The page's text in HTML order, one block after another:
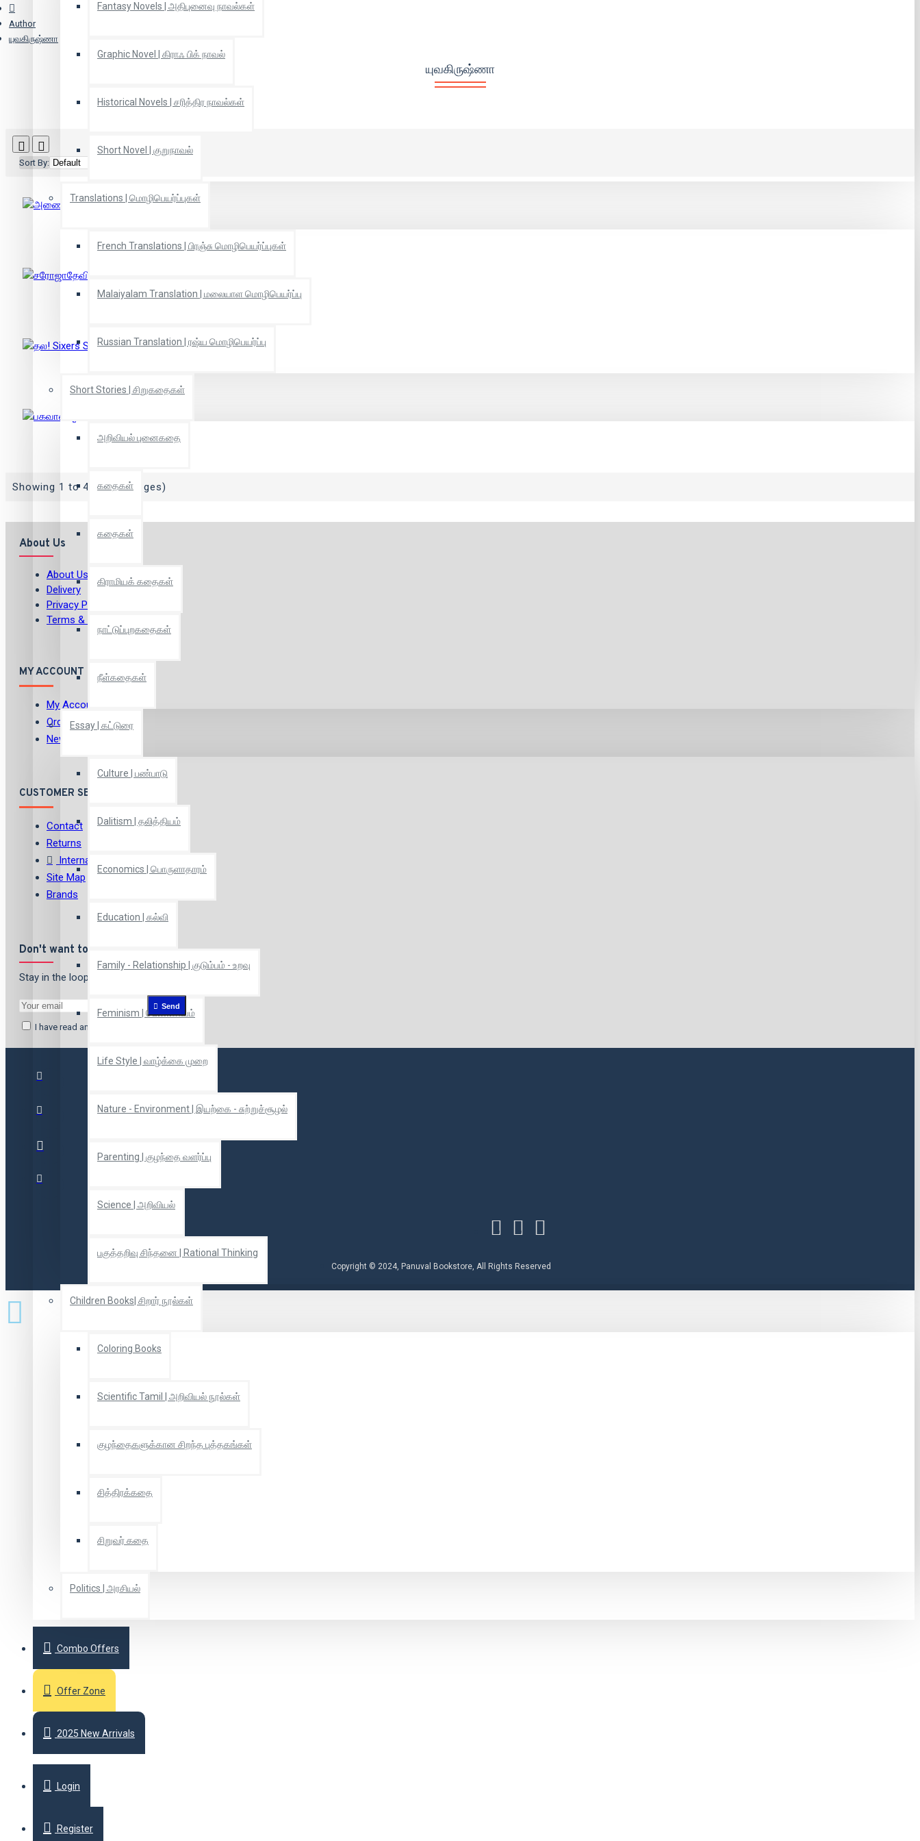
Fantasy Novels | அதிபுனைவு நாவல்கள்
Graphic Novel | கிராஃ பிக் நாவல்
Historical Novels | சரித்திர நாவல்கள்
Short Novel | குறுநாவல்
Translations | மொழிபெயர்ப்புகள்
French Translations | பிரஞ்சு மொழிபெயர்ப்புகள்
Malaiyalam Translation | மலையாள மொழிபெயர்ப்பு
Russian Translation | ரஷ்ய மொழிபெயர்ப்பு
Short Stories | சிறுகதைகள்
அறிவியல் புனைகதை
கதைகள்
கதைகள்
கிராமியக் கதைகள்
நாட்டுப்புறகதைகள்
நீள்கதைகள்
Essay | கட்டுரை
Culture | பண்பாடு
Dalitism | தலித்தியம்
Economics | பொருளாதாரம்
Education | கல்வி
Family - Relationship | குடும்பம் - உறவு
Feminism | பெண்ணியம்
Life Style | வாழ்க்கை முறை
Nature - Environment | இயற்கை - சுற்றுச்சூழல்
Parenting | குழந்தை வளர்ப்பு
Science | அறிவியல்
பகுத்தறிவு சிந்தனை | Rational Thinking
Children Books| சிறார் நூல்கள்
Coloring Books
Scientific Tamil | அறிவியல் நூல்கள்
குழந்தைகளுக்கான சிறந்த புத்தகங்கள்
சித்திரக்கதை
சிறுவர் கதை
Politics | அரசியல்
Combo Offers
Offer Zone
2025 New Arrivals
Login
Register
Author
யுவகிருஷ்ணா
யுவகிருஷ்ணா
Sort By:
சரோஜாதேவி
பகவான் ஓஷோ
Showing 1 to 4 of 4 (1 Pages)
About Us
About Us
Delivery
Privacy Policy
Terms & Conditions
MY ACCOUNT
My Account
Order History
Newsletter
CUSTOMER SERVICE
Contact
Returns
International Shipping
Site Map
Brands
Don't want to miss out?
Stay in the loop by signing up for our newsletter
Send
I have read and agree to the
Copyright © 2024, Panuval Bookstore, All Rights Reserved